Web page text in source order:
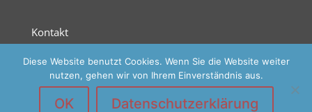
Kontakt
Datenschutz
Diese Website benutzt Cookies. Wenn Sie die Website weiter
nutzen, gehen wir von Ihrem Einverständnis aus.
OK Datenschutzerklärung